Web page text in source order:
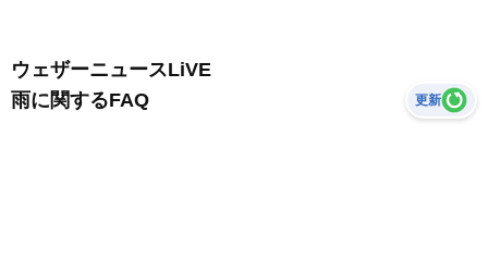
ウェザーニュースLiVE
雨に関するFAQ
更新